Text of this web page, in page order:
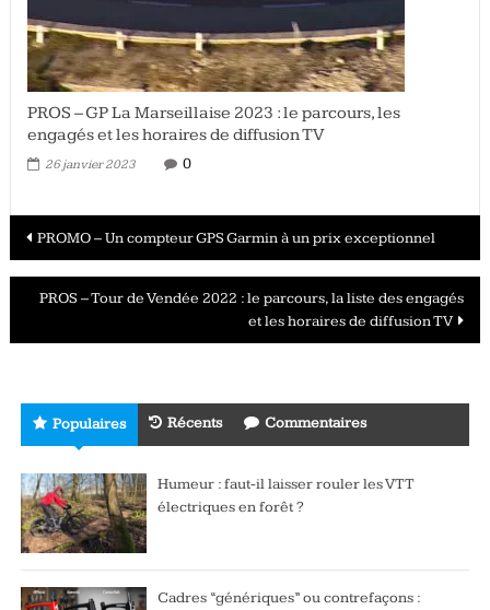
PROS – GP La Marseillaise 2023 : le parcours, les
engagés et les horaires de diffusion TV
26 janvier 2023 0
Navigation
des
articles
PROMO – Un compteur GPS Garmin à un prix exceptionnel
PROS – Tour de Vendée 2022 : le parcours, la liste des engagés
et les horaires de diffusion TV
Populaires Récents Commentaires
Humeur : faut-il laisser rouler les VTT
électriques en forêt ?
Cadres “génériques” ou contrefaçons :